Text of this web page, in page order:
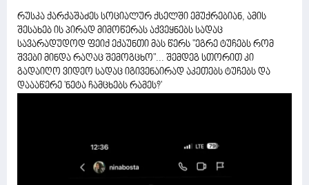
რუსკა ქარქაშაძეს სოციალურ ქსელში ემუქრებიან, ამის
შესახებ ის პირად მიმოწერას აქვეყნებს სადაც
სავარადუდოდ ფეიქ ექაუნთი მას წერს "ეგრე ტუჩებს რომ
შვები მინდა რაღაც შემოგცხო"... შემდეგ სთორით კი
გადაიღო ვიდეო სადაც იგივენაირად აკეთებს ტუჩებს და
დაააწერე 'ნეტა ჩამცხებს რამეს?'